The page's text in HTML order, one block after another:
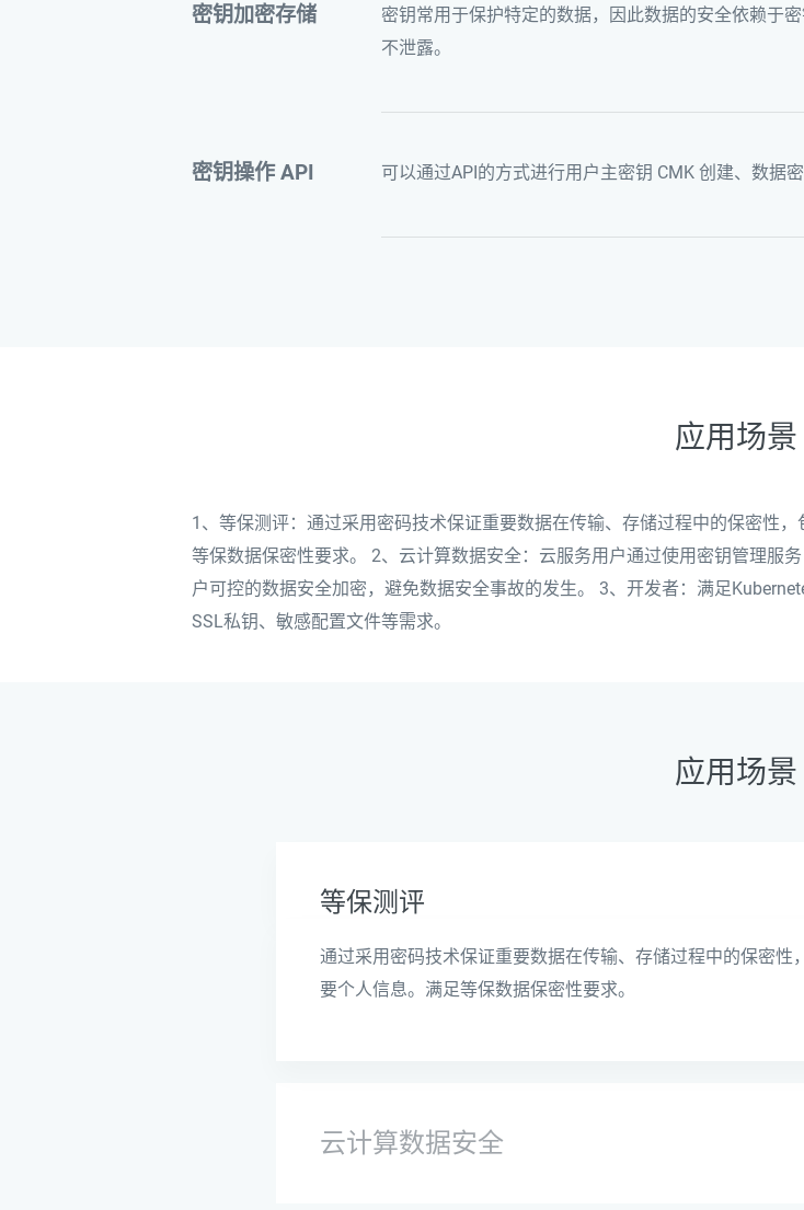
密钥加密存储
密钥常用于保护特定的数据，因此数据的安全依赖于
不泄露。
密钥操作 API 可以通过API的方式进行用户主密钥 CMK 创建、数据
应用场景
1、等保测评：通过采用密码技术保证重要数据在传输、存储过程中的保密性
等保数据保密性要求。 2、云计算数据安全：云服务用户通过使用密钥管理服
户可控的数据安全加密，避免数据安全事故的发生。 3、开发者：满足
SSL私钥、敏感配置文件等需求。
应用场景
等保测评
通过采用密码技术保证重要数据在传输、存储过程中的保密
要个人信息。满足等保数据保密性要求。
云计算数据安全